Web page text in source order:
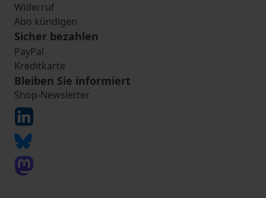
Widerruf
Abo kündigen
Sicher bezahlen
PayPal
Kreditkarte
Bleiben Sie informiert
Shop-Newsletter